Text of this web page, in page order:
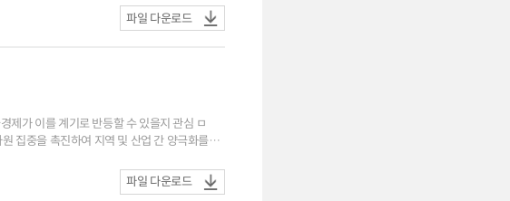
화) 중국산 저가제품 유입이 유럽 제조업의
력 필요성) 한편, 미국의 무역규제가 강화되고
무역 협상 난항 예상) 반면, △희토류 공급
중
파일 다운로드
가 이를 계기로 반등할 수 있을지 관심 ㅁ
집중을 촉진하여 지역 및 산업 간 양극화를
파일 다운로드